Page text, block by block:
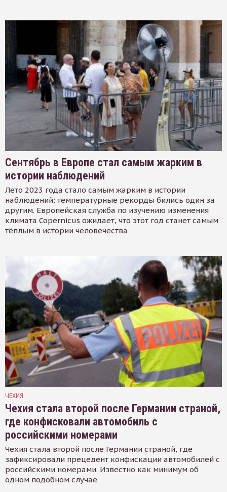
Сентябрь в Европе стал самым жарким в
истории наблюдений
Лето 2023 года стало самым жарким в истории
наблюдений: температурные рекорды бились один за
другим. Европейская служба по изучению изменения
климата Copernicus ожидает, что этот год станет самым
тёплым в истории человечества
ЧЕХИЯ
Чехия стала второй после Германии страной,
где конфисковали автомобиль с
российскими номерами
Чехия стала второй после Германии страной, где
зафиксировали прецедент конфискации автомобилей с
российскими номерами. Известно как минимум об
одном подобном случае